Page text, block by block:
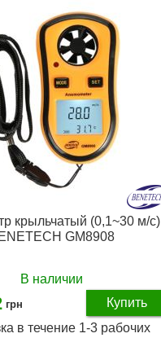
0.3 - 45 м/с
± 3%
мм
270x210x63 мм
г
Подробнее...
крыльчатый (0,1~30 м/с)
GM8908
В наличии
грн
Купить
в течение 1-3 рабочих